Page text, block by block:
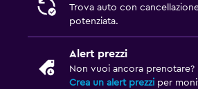
Trova auto con
potenziata.
Alert prezzi
Non vuoi ancora prenotare?
Crea un alert prezzi per